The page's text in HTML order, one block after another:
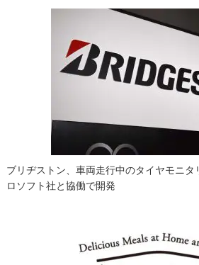
ブリヂストン、車両走行中のタイヤモニタ
ロソフト社と協働で開発